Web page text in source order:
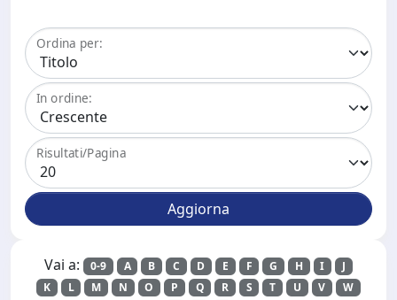
Ordina per:
In ordine:
Risultati/Pagina
Vai a: 0-9 A B C D E F G H I
J
K
L M N O P Q R S T U V
W